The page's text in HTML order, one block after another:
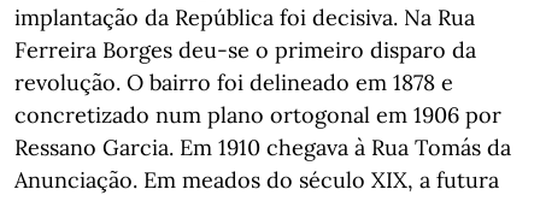
implantação da República foi decisiva. Na Rua
Ferreira Borges deu-se o primeiro disparo da
revolução. O bairro foi delineado em 1878 e
concretizado num plano ortogonal em 1906 por
Ressano Garcia. Em 1910 chegava à Rua Tomás da
Anunciação. Em meados do século XIX, a futura